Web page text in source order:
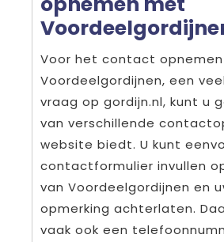
Voor het contact
Voordeelgordijnen, een
vraag op gordijn.nl, kunt u
van verschillende
website biedt. U kunt
contactformulier invullen
van Voordeelgordijnen en
opmerking achterlaten.
vaak ook een